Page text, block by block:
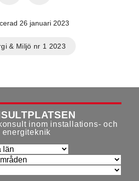
26 januari 2023
& Miljö nr 1 2023
inom installations- och
energiteknik